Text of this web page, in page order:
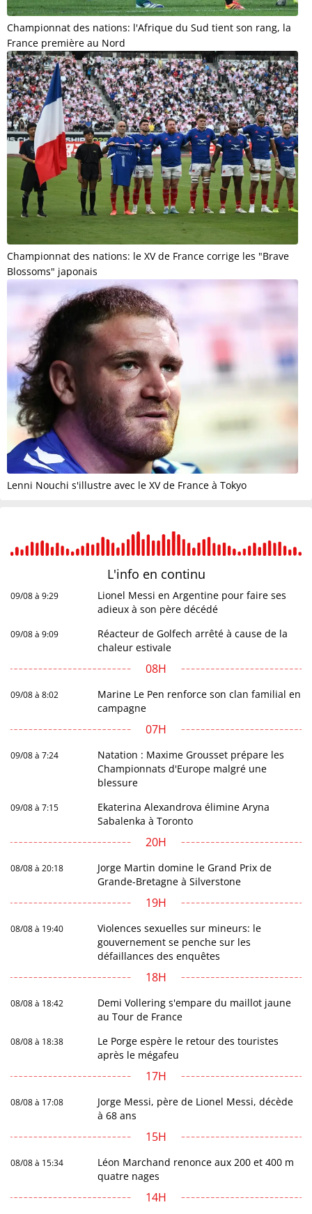
Championnat des nations: l'Afrique du Sud tient son rang, la
France première au Nord
Championnat des nations: le XV de France corrige les "Brave
Blossoms" japonais
Lenni Nouchi s'illustre avec le XV de France à Tokyo
L'info en continu
09/08 à 9:29
Lionel Messi en Argentine pour faire ses
adieux à son père décédé
09/08 à 9:09
Réacteur de Golfech arrêté à cause de la
chaleur estivale
08H
09/08 à 8:02
Marine Le Pen renforce son clan familial en
campagne
07H
09/08 à 7:24
Natation : Maxime Grousset prépare les
Championnats d'Europe malgré une
blessure
09/08 à 7:15
Ekaterina Alexandrova élimine Aryna
Sabalenka à Toronto
20H
08/08 à 20:18
Jorge Martin domine le Grand Prix de
Grande-Bretagne à Silverstone
19H
08/08 à 19:40
Violences sexuelles sur mineurs: le
gouvernement se penche sur les
défaillances des enquêtes
18H
08/08 à 18:42
Demi Vollering s'empare du maillot jaune
au Tour de France
08/08 à 18:38
Le Porge espère le retour des touristes
après le mégafeu
17H
08/08 à 17:08
Jorge Messi, père de Lionel Messi, décède
à 68 ans
15H
08/08 à 15:34
Léon Marchand renonce aux 200 et 400 m
quatre nages
14H